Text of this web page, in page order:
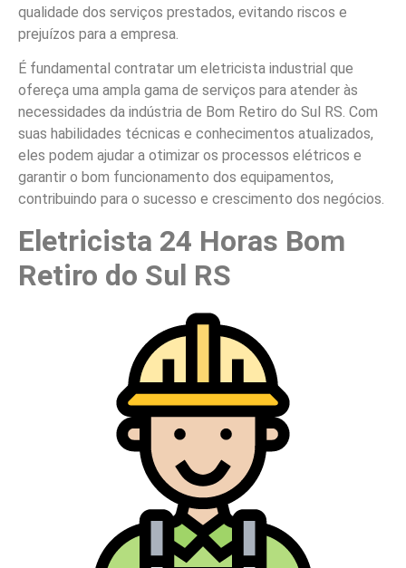
qualidade dos serviços prestados, evitando riscos e
prejuízos para a empresa.
É fundamental contratar um eletricista industrial que
ofereça uma ampla gama de serviços para atender às
necessidades da indústria de Bom Retiro do Sul RS. Com
suas habilidades técnicas e conhecimentos atualizados,
eles podem ajudar a otimizar os processos elétricos e
garantir o bom funcionamento dos equipamentos,
contribuindo para o sucesso e crescimento dos negócios.
Eletricista 24 Horas Bom
Retiro do Sul RS